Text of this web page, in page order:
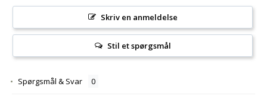
Skriv en anmeldelse
Stil et spørgsmål
Spørgsmål & Svar